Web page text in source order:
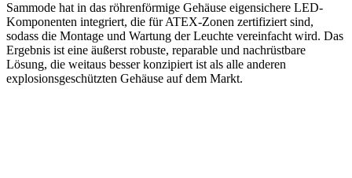
Sammode hat in das röhrenförmige Gehäuse eigensichere LED-
Komponenten integriert, die für ATEX-Zonen zertifiziert sind,
sodass die Montage und Wartung der Leuchte vereinfacht wird. Das
Ergebnis ist eine äußerst robuste, reparable und nachrüstbare
Lösung, die weitaus besser konzipiert ist als alle anderen
explosionsgeschützten Gehäuse auf dem Markt.